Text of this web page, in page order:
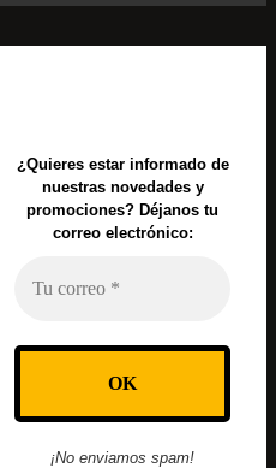
¿Quieres estar informado de
nuestras novedades y
promociones? Déjanos tu
correo electrónico:
¡No enviamos spam!